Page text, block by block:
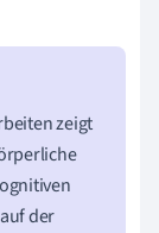
zeigt
der